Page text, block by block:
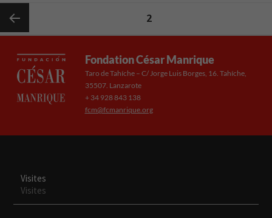
Pagination
des
publications
page
2
Fondation César Manrique
Taro de Tahíche – C/ Jorge Luis Borges, 16. Tahíche,
35507. Lanzarote
+ 34 928 843 138
fcm@fcmanrique.org
Visites
Visites